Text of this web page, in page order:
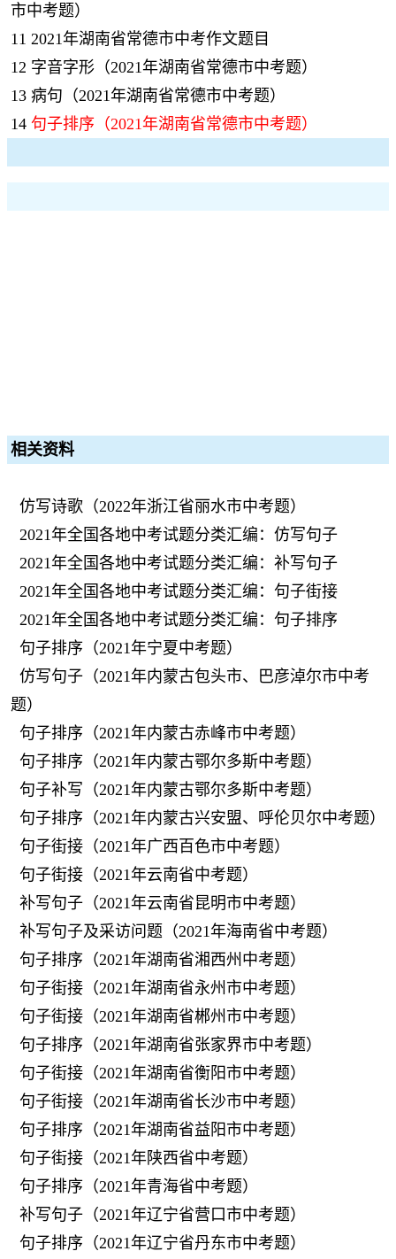
市中考题）
11 2021年湖南省常德市中考作文题目
12 字音字形（2021年湖南省常德市中考题）
13 病句（2021年湖南省常德市中考题）
14 句子排序（2021年湖南省常德市中考题）
相关资料
仿写诗歌（2022年浙江省丽水市中考题）
2021年全国各地中考试题分类汇编：仿写句子
2021年全国各地中考试题分类汇编：补写句子
2021年全国各地中考试题分类汇编：句子街接
2021年全国各地中考试题分类汇编：句子排序
句子排序（2021年宁夏中考题）
仿写句子（2021年内蒙古包头市、巴彦淖尔市中考
题）
句子排序（2021年内蒙古赤峰市中考题）
句子排序（2021年内蒙古鄂尔多斯中考题）
句子补写（2021年内蒙古鄂尔多斯中考题）
句子排序（2021年内蒙古兴安盟、呼伦贝尔中考题）
句子街接（2021年广西百色市中考题）
句子街接（2021年云南省中考题）
补写句子（2021年云南省昆明市中考题）
补写句子及采访问题（2021年海南省中考题）
句子排序（2021年湖南省湘西州中考题）
句子街接（2021年湖南省永州市中考题）
句子街接（2021年湖南省郴州市中考题）
句子排序（2021年湖南省张家界市中考题）
句子街接（2021年湖南省衡阳市中考题）
句子街接（2021年湖南省长沙市中考题）
句子排序（2021年湖南省益阳市中考题）
句子街接（2021年陕西省中考题）
句子排序（2021年青海省中考题）
补写句子（2021年辽宁省营口市中考题）
句子排序（2021年辽宁省丹东市中考题）